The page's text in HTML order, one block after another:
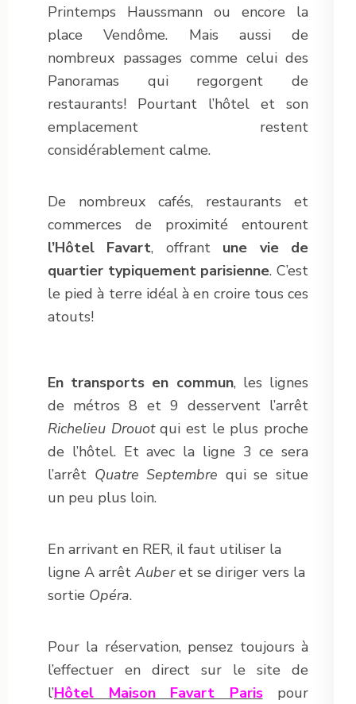
Printemps Haussmann ou encore la
place Vendôme. Mais aussi de
nombreux passages comme celui des
Panoramas qui regorgent de
restaurants! Pourtant l’hôtel et son
emplacement restent
considérablement calme.
De nombreux cafés, restaurants et
commerces de proximité entourent
l’Hôtel Favart, offrant une vie de
quartier typiquement parisienne. C’est
le pied à terre idéal à en croire tous ces
atouts!
En transports en commun, les lignes
de métros 8 et 9 desservent l’arrêt
Richelieu Drouotqui est le plus proche
de l’hôtel. Et avec la ligne 3 ce sera
l’arrêt Quatre Septembre qui se situe
un peu plus loin.
En arrivant en RER, il faut utiliser la
ligne A arrêt Auberet se diriger vers la
sortie Opéra.
Pour la réservation, pensez toujours à
l’effectuer en direct sur le site de
l’Hôtel Maison Favart Parispour